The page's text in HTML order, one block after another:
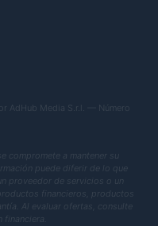
AdHub Media S.r.l. — Número
compromete a mantener su
puede diferir de lo que
proveedor de servicios o un
financieros, productos
Al evaluar ofertas, consulte